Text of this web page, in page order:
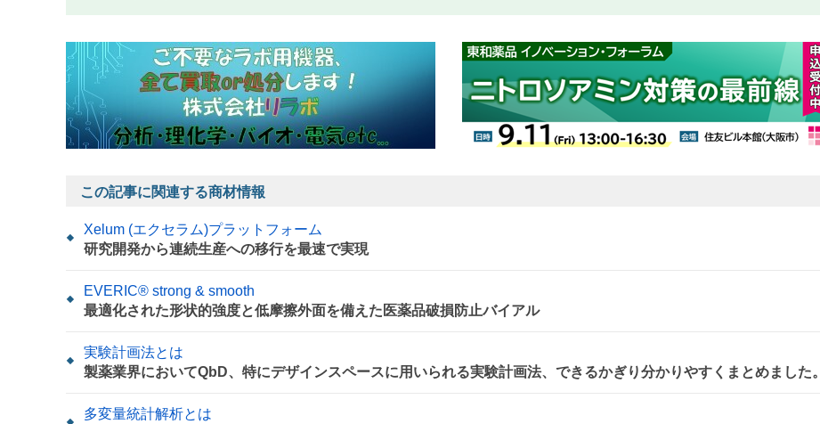
この記事に関連する商材情報
Xelum (エクセラム)プラットフォーム
研究開発から連続生産への移行を最速で実現
EVERIC® strong & smooth
最適化された形状的強度と低摩擦外面を備えた医薬品破損防止バイアル
実験計画法とは
製薬業界においてQbD、特にデザインスペースに用いられる実験計画法、できるかぎり分かりやすくまとめました。
多変量統計解析とは